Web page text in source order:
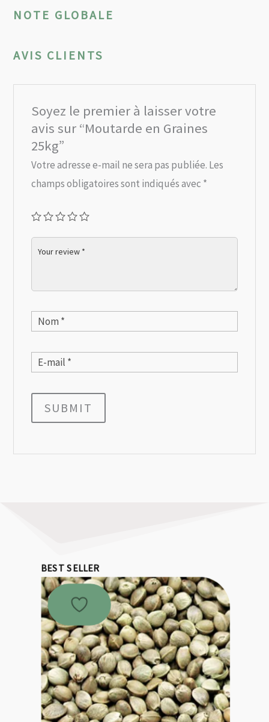
NOTE GLOBALE
AVIS CLIENTS
Soyez le premier à laisser votre
avis sur “Moutarde en Graines
25kg”
Votre adresse e-mail ne sera pas publiée. Les
champs obligatoires sont indiqués avec *
SUBMIT
BEST SELLER